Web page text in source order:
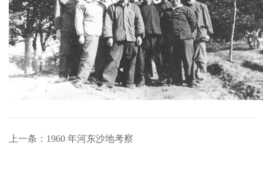
上一条：1960 年河东沙地考察